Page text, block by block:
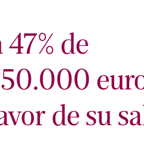
de
de su